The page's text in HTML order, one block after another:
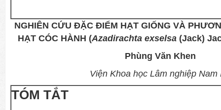
NGHIÊN CỨU ĐẶC ĐIỂM HẠT GIỐNG VÀ
HẠT CÓC HÀNH (Azadirachta exselsa (Jack)
Phùng Văn Khen
Viện Khoa học Lâm nghiệp Nam
TÓM TẮT